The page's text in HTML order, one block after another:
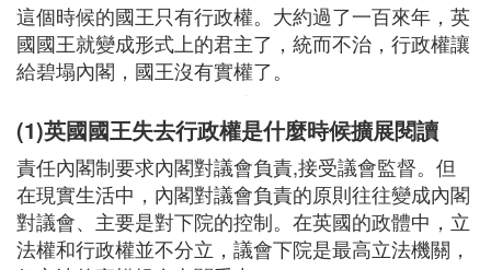
這個時候的國王只有行政權。大約過了一百來年，英
國國王就變成形式上的君主了，統而不治，行政權讓
給碧塌內閣，國王沒有實權了。
(1)英國國王失去行政權是什麼時候擴展閱讀
責任內閣制要求內閣對議會負責,接受議會監督。但
在現實生活中，內閣對議會負責的原則往往變成內閣
對議會、主要是對下院的控制。在英國的政體中，立
法權和行政權並不分立，議會下院是最高立法機關，